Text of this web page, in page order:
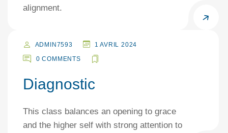
alignment.
ADMIN7593
1 AVRIL 2024
0 COMMENTS
Diagnostic
This class balances an opening to grace
and the higher self with strong attention to